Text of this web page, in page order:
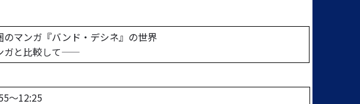
のマンガ『バンド・デシネ』の世界
と比較して――
～12:25